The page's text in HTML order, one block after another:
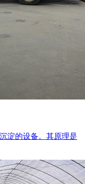
淀的设备。其原理是